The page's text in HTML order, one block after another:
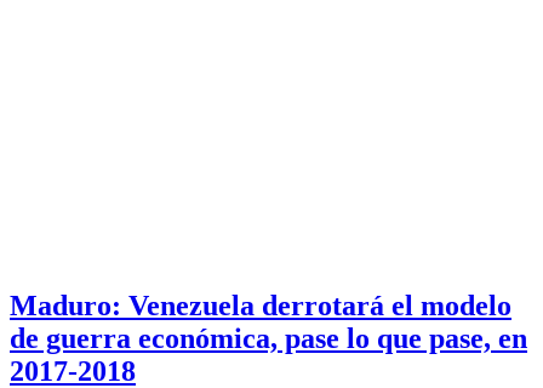
Maduro: Venezuela derrotará el modelo
de guerra económica, pase lo que pase, en
2017-2018